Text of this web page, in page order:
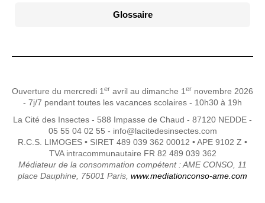
Glossaire
Ouverture du mercredi 1 er avril au dimanche 1 er novembre 2026
- 7j/7 pendant toutes les vacances scolaires - 10h30 à 19h
La Cité des Insectes - 588 Impasse de Chaud - 87120 NEDDE -
05 55 04 02 55 - info@lacitedesinsectes.com
R.C.S. LIMOGES • SIRET 489 039 362 00012 • APE 9102 Z •
TVA intracommunautaire FR 82 489 039 362
Médiateur de la consommation compétent : AME CONSO, 11
place Dauphine, 75001 Paris, www.mediationconso-ame.com